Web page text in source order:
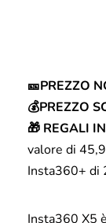
🎫PREZZO
💰PREZZO
🎁 REGALI
valore di
Insta360+ di
Insta360 X5